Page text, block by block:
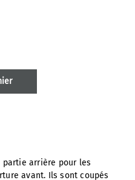
: Entrez la quantité
partie arrière pour les
avant. Ils sont coupés